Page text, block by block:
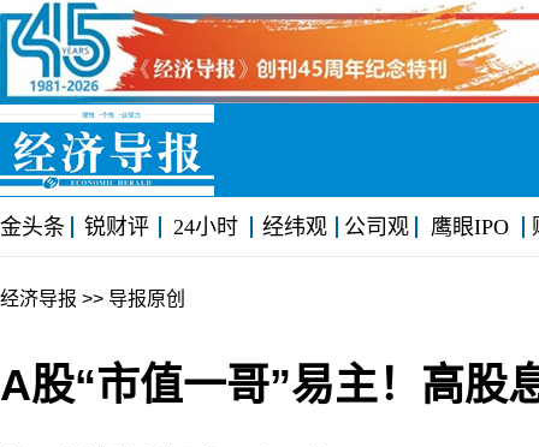
金头条 锐财评 24小时 经纬观 公司观 鹰眼IPO
经济导报 >> 导报原创
A股“市值一哥”易主！高股